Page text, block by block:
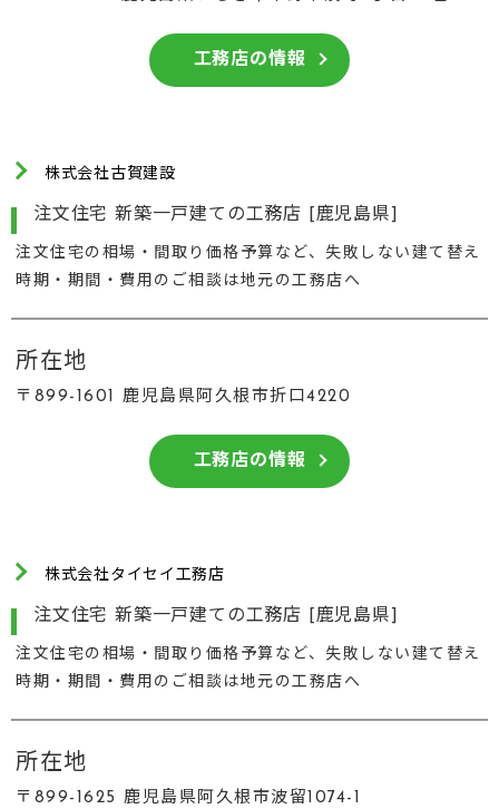
工務店の情報
株式会社古賀建設
注文住宅 新築一戸建ての工務店 [鹿児島県]
注文住宅の相場・間取り価格予算など、失敗しない建て替え
時期・期間・費用のご相談は地元の工務店へ
所在地
〒899-1601 鹿児島県阿久根市折口4220
工務店の情報
株式会社タイセイ工務店
注文住宅 新築一戸建ての工務店 [鹿児島県]
注文住宅の相場・間取り価格予算など、失敗しない建て替え
時期・期間・費用のご相談は地元の工務店へ
所在地
〒899-1625 鹿児島県阿久根市波留1074-1